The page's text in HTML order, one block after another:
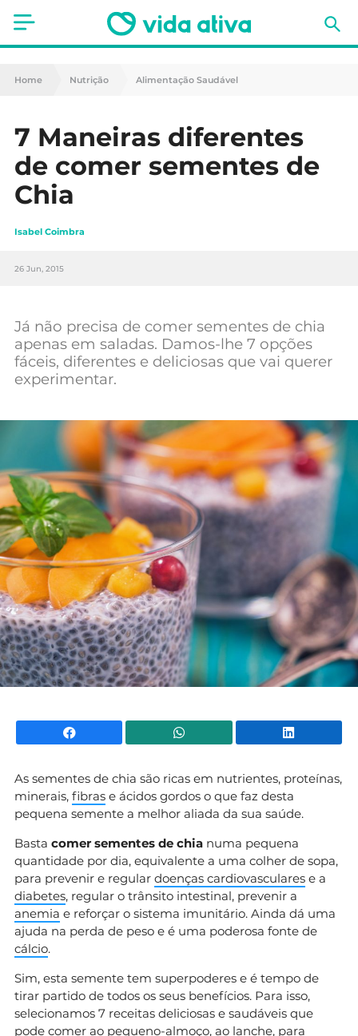
Saúde
Nutrição
Receitas
Fitness
Mães e Bebés
Home Nutrição Alimentação Saudável
7 Maneiras diferentes
de comer sementes de
Chia
Isabel Coimbra
26 Jun, 2015
Já não precisa de comer sementes de chia
apenas em saladas. Damos-lhe 7 opções
fáceis, diferentes e deliciosas que vai querer
experimentar.
Facebook WhatsApp
As sementes de chia são ricas em nutrientes, proteínas,
minerais, fibras e ácidos gordos o que faz desta
pequena semente a melhor aliada da sua saúde.
Basta comer sementes de chia numa pequena
quantidade por dia, equivalente a uma colher de sopa,
para prevenir e regular doenças cardiovasculares e a
diabetes, regular o trânsito intestinal, prevenir a
anemia e reforçar o sistema imunitário. Ainda dá uma
ajuda na perda de peso e é uma poderosa fonte de
cálcio.
Sim, esta semente tem superpoderes e é tempo de
tirar partido de todos os seus benefícios. Para isso,
selecionamos 7 receitas deliciosas e saudáveis que
pode comer ao pequeno-almoço, ao lanche, para